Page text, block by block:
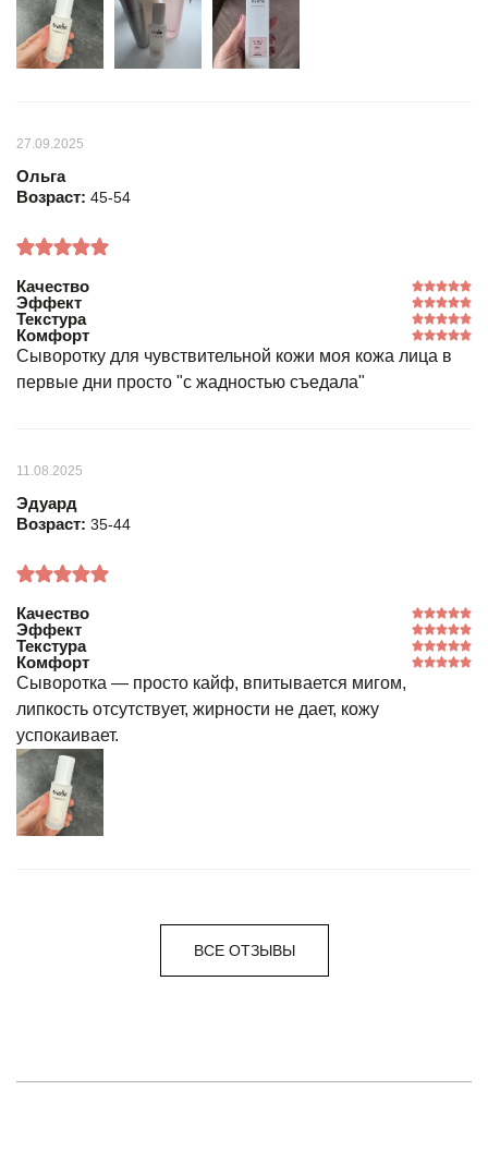
27.09.2025
Ольга
Возраст: 45-54
Качество
Эффект
Текстура
Комфорт
Сыворотку для чувствительной кожи моя кожа лица в
первые дни просто "с жадностью съедала"
11.08.2025
Эдуард
Возраст: 35-44
Качество
Эффект
Текстура
Комфорт
Сыворотка — просто кайф, впитывается мигом,
липкость отсутствует, жирности не дает, кожу
успокаивает.
ВСЕ ОТЗЫВЫ